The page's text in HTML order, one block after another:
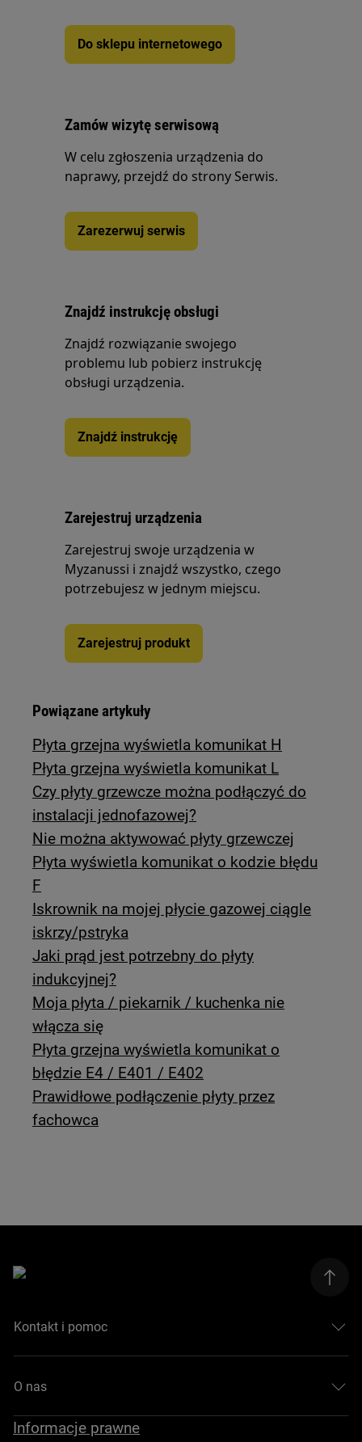
Do sklepu internetowego
Zamów wizytę serwisową
W celu zgłoszenia urządzenia do
naprawy, przejdź do strony Serwis.
Zarezerwuj serwis
Znajdź instrukcję obsługi
Znajdź rozwiązanie swojego
problemu lub pobierz instrukcję
obsługi urządzenia.
Znajdź instrukcję
Zarejestruj urządzenia
Zarejestruj swoje urządzenia w
Myzanussi i znajdź wszystko, czego
potrzebujesz w jednym miejscu.
Zarejestruj produkt
Powiązane artykuły
Płyta grzejna wyświetla komunikat H
Płyta grzejna wyświetla komunikat L
Czy płyty grzewcze można podłączyć do
instalacji jednofazowej?
Nie można aktywować płyty grzewczej
Płyta wyświetla komunikat o kodzie błędu
F
Iskrownik na mojej płycie gazowej ciągle
iskrzy/pstryka
Jaki prąd jest potrzebny do płyty
indukcyjnej?
Moja płyta / piekarnik / kuchenka nie
włącza się
Płyta grzejna wyświetla komunikat o
błędzie E4 / E401 / E402
Prawidłowe podłączenie płyty przez
fachowca
Kontakt i pomoc
O nas
Informacje prawne